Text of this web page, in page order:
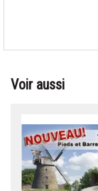
Voir aussi